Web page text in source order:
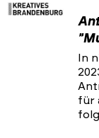
In
für